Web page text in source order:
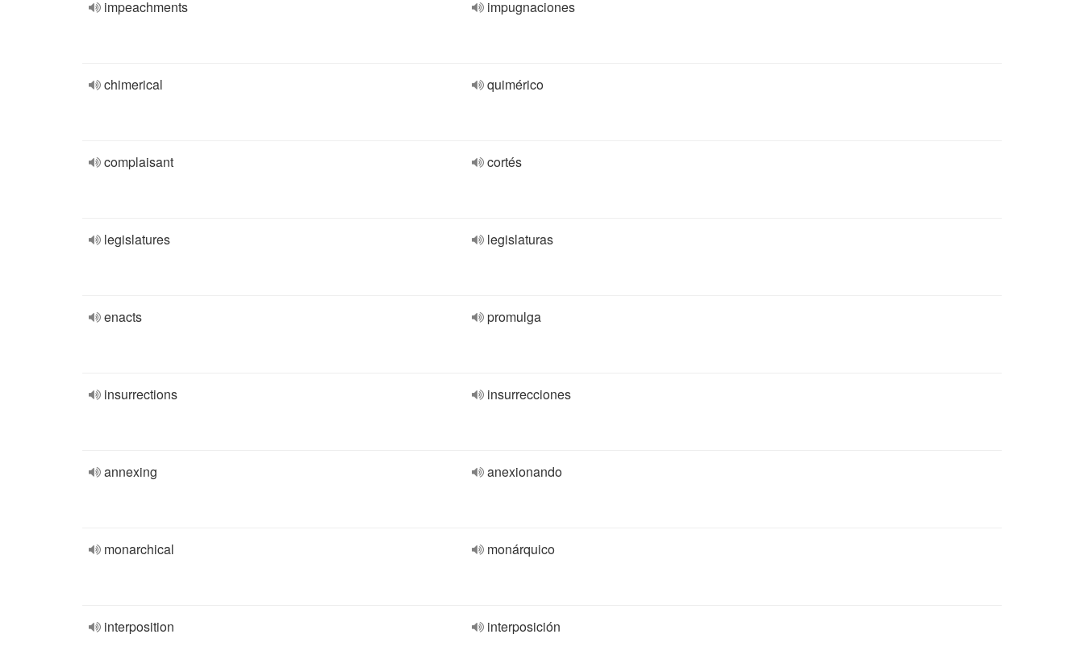
impeachments impugnaciones
chimerical quimérico
complaisant cortés
legislatures legislaturas
enacts promulga
insurrections insurrecciones
annexing anexionando
monarchical monárquico
interposition interposición